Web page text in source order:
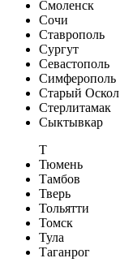
Смоленск
Сочи
Ставрополь
Сургут
Севастополь
Симферополь
Старый Оскол
Стерлитамак
Сыктывкар
Т
Тюмень
Тамбов
Тверь
Тольятти
Томск
Тула
Таганрог